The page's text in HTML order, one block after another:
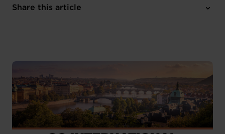
Monday 23 Nov 2026 > Friday 27 Nov 2026
Share this article